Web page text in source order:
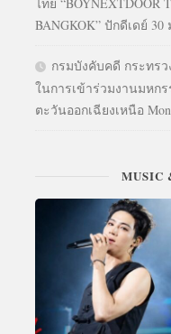
BANGKOK” ปักดีเดย์
กรมบังคับคดี กระทร
ในการเข้าร่วมงานมหก
ตะวันออกเฉียงเหนือ
MUSIC